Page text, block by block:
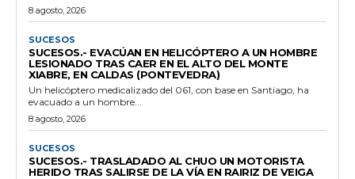
8 agosto, 2026
SUCESOS
SUCESOS.- EVACÚAN EN HELICÓPTERO A UN HOMBRE
LESIONADO TRAS CAER EN EL ALTO DEL MONTE
XIABRE, EN CALDAS (PONTEVEDRA)
Un helicóptero medicalizado del 061, con base en Santiago, ha
evacuado a un hombre...
8 agosto, 2026
SUCESOS
SUCESOS.- TRASLADADO AL CHUO UN MOTORISTA
HERIDO TRAS SALIRSE DE LA VÍA EN RAIRIZ DE VEIGA